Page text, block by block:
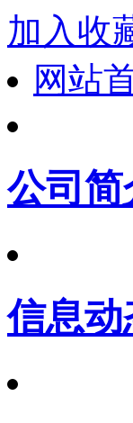
加入收
网站
公司简
信息动